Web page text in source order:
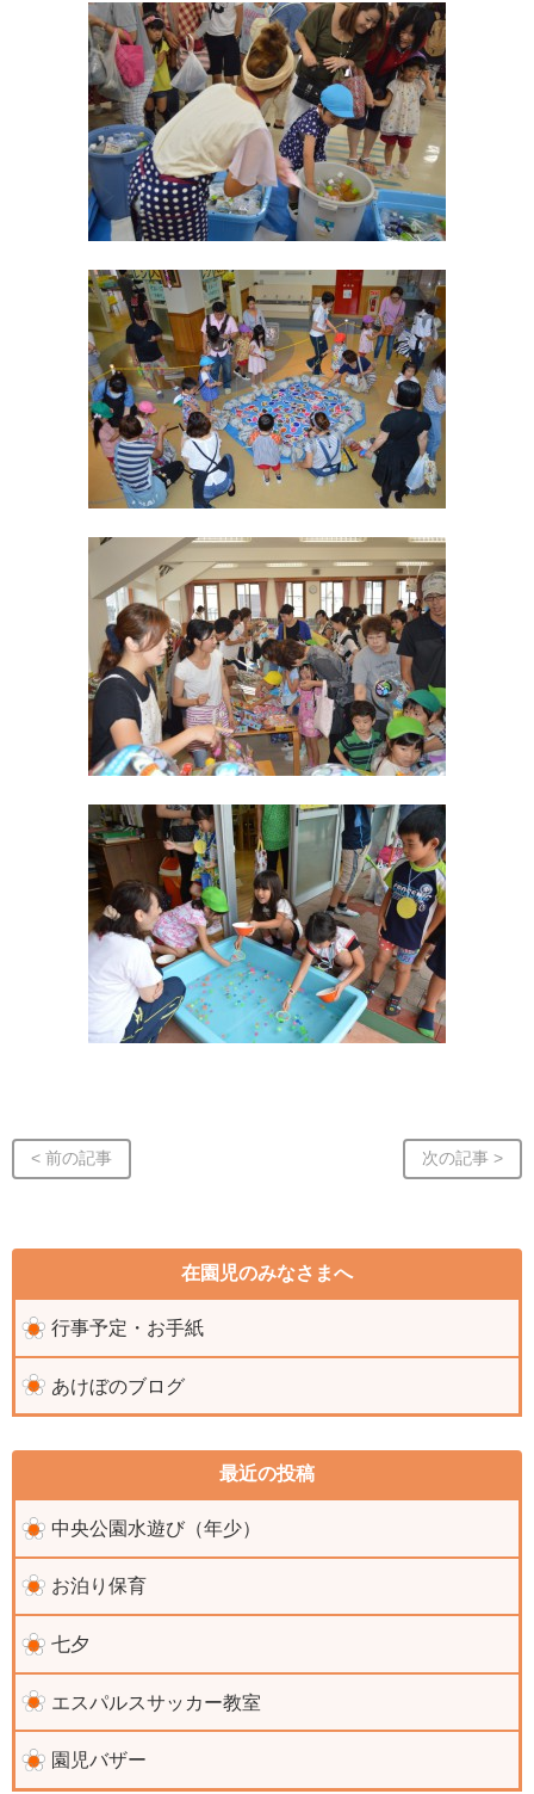
< 前の記事 次の記事 >
在園児のみなさまへ
行事予定・お手紙
あけぼのブログ
最近の投稿
中央公園水遊び（年少）
お泊り保育
七夕
エスパルスサッカー教室
園児バザー